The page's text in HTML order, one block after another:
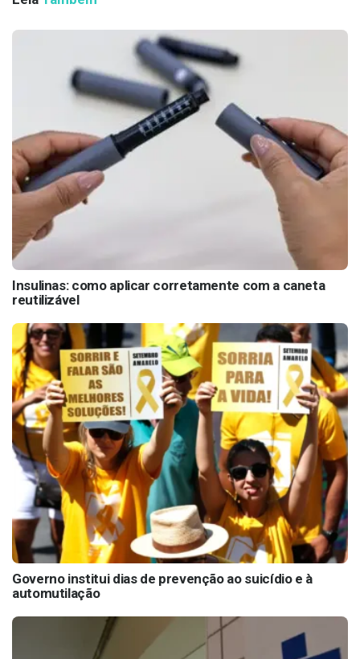
Insulinas: como aplicar corretamente com a caneta
reutilizável
Governo institui dias de prevenção ao suicídio e à
automutilação